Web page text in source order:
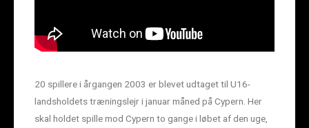
20 spillere i årgangen 2003 er blevet udtaget til U16-
landsholdets træningslejr i januar måned på Cypern. Her
skal holdet spille mod Cypern to gange i løbet af den uge,